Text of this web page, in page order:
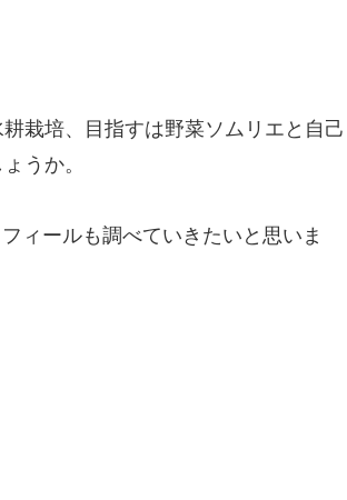
栽培、目指すは野菜ソムリエと自己
うか。
ィールも調べていきたいと思いま